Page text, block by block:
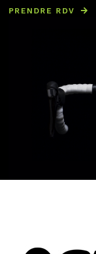
PRENDRE RDV